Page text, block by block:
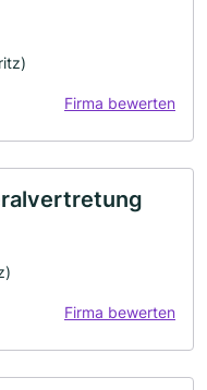
Firma bewerten
Firma bewerten